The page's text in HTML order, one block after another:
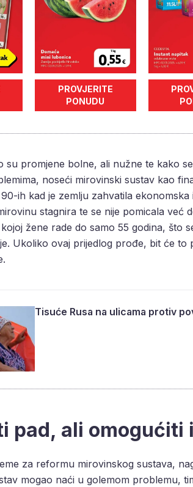
PROVJERITE
PONUDU
su promjene bolne, ali nužne te kako
noseći mirovinski sustav kao
ih kad je zemlju zahvatila
stagnira te se nije pomicala već
žene rade do samo 55 godina, što
Ukoliko ovaj prijedlog prođe, bit će to
Tisuće Rusa na ulicama protiv
pad, ali omogućiti
za reformu mirovinskog sustava,
mogao naći u golemom problemu,